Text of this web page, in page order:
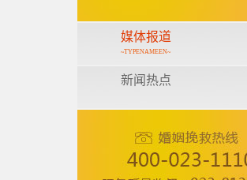
媒体报道
~TYPENAMEEN~
新闻热点